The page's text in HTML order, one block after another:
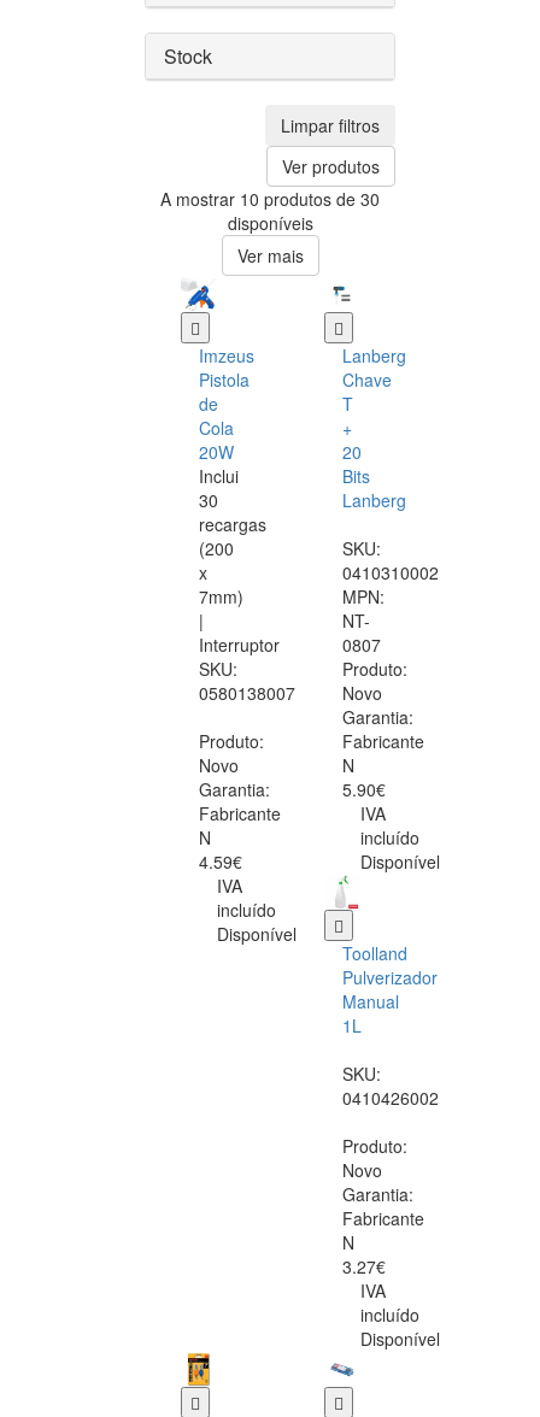
Stock
Limpar filtros
Ver produtos
A mostrar 10 produtos de 30
disponíveis
Ver mais
Imzeus
Pistola
de
Cola
20W
Inclui
30
recargas
(200
x
7mm)
|
Interruptor
SKU:
0580138007
Produto:
Novo
Garantia:
Fabricante
N
4.59€
IVA
incluído
Disponível
Lanberg
Chave
T
+
20
Bits
Lanberg
SKU:
0410310002
MPN:
NT-
0807
Produto:
Novo
Garantia:
Fabricante
N
5.90€
IVA
incluído
Disponível
Toolland
Pulverizador
Manual
1L
SKU:
0410426002
Produto:
Novo
Garantia:
Fabricante
N
3.27€
IVA
incluído
Disponível